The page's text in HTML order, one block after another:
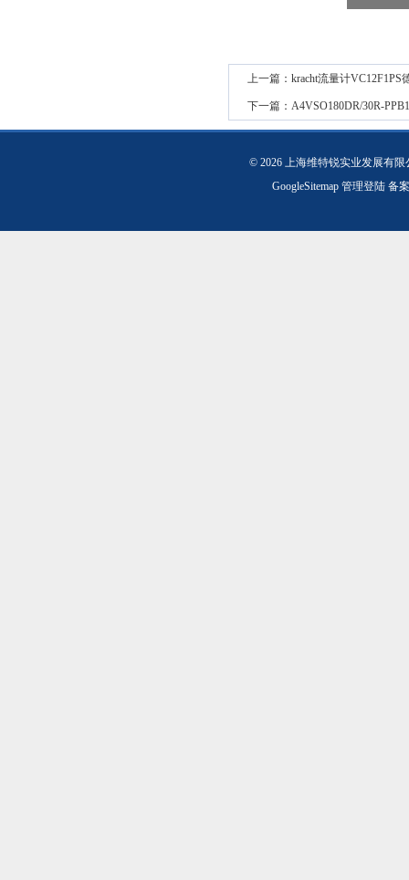
上一篇： kracht流量计VC12F1PS
下一篇： A4VSO180DR/30R-
© 2026 上海维特锐实业发展有
GoogleSitemap 管理登陆 备